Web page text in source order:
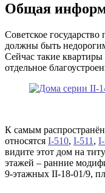
Общая
Советское государство
должны быть
Сейчас такие
отдельное
К самым
относятся I-510, I-511 ,
видите этот дом на
этажей – ранние
9-этажных II-18-01/9,